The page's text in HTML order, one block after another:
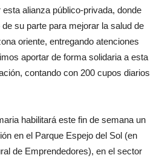
alianza público-privada, donde
su parte para mejorar la salud de
oriente, entregando atenciones
aportar de forma solidaria a esta
contando con 200 cupos diarios
habilitará este fin de semana un
en el Parque Espejo del Sol (en
de Emprendedores), en el sector